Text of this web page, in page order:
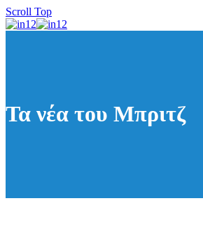
Scroll Top
Τα νέα του Μπριτζ